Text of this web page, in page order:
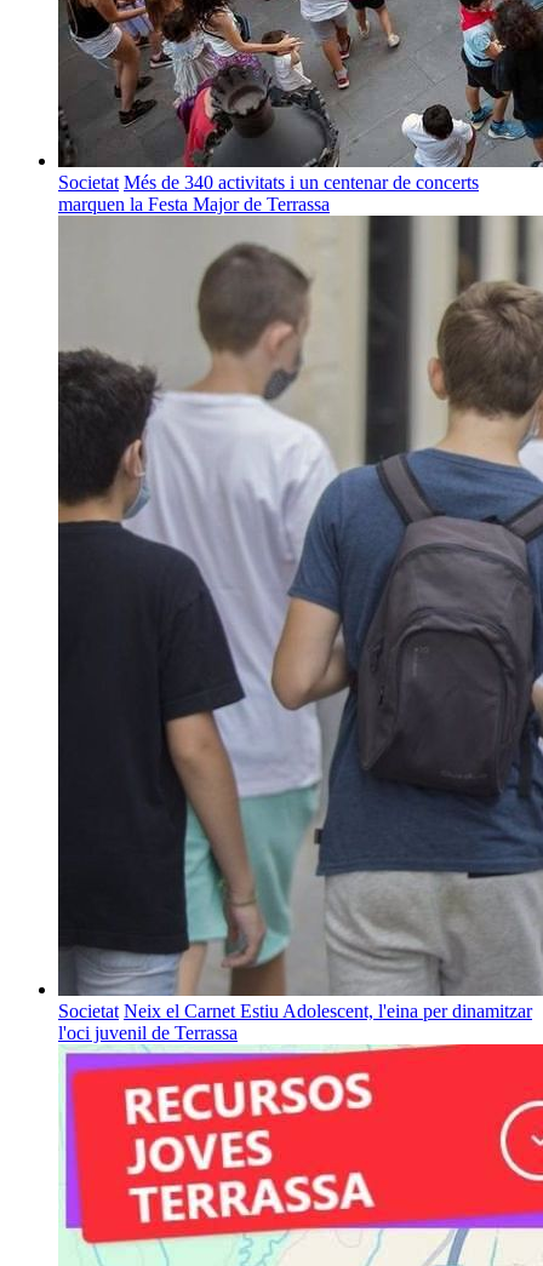
Societat Més de 340 activitats i un centenar de concerts
marquen la Festa Major de Terrassa
Societat Neix el Carnet Estiu Adolescent, l'eina per dinamitzar
l'oci juvenil de Terrassa